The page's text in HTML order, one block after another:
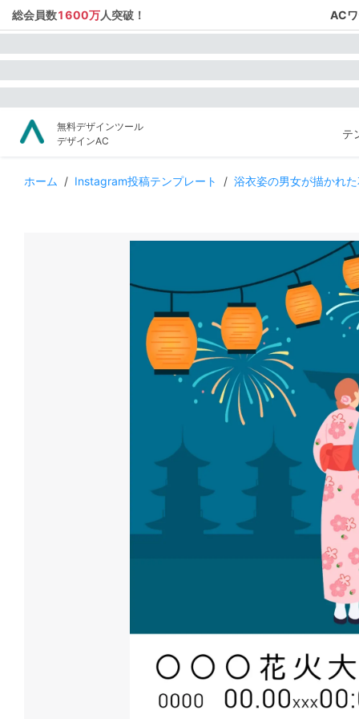
総会員数1600万人突破！ AC
無料デザインツール
デザインAC
テ
ホーム / Instagram投稿テンプレート / 浴衣姿の男女が描かれ